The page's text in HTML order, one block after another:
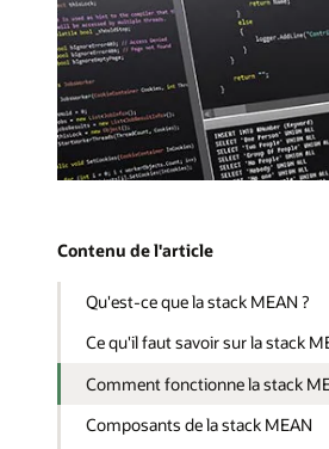
Contenu de l'article
Qu'est-ce que la stack MEAN ?
Ce qu'il faut savoir sur la stack
Comment fonctionne la stack
Composants de la stack MEAN